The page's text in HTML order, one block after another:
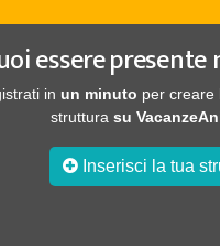
essere presente
in un minuto per creare
struttura su
Inserisci la tua